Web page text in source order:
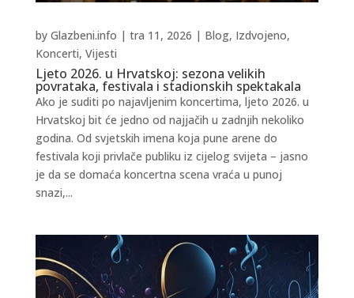
Ljeto 2026. u Hrvatskoj: sezona velikih
povrataka, festivala i stadionskih spektakala
by Glazbeni.info | tra 11, 2026 | Blog, Izdvojeno,
Koncerti, Vijesti
Ako je suditi po najavljenim koncertima, ljeto 2026. u
Hrvatskoj bit će jedno od najjačih u zadnjih nekoliko
godina. Od svjetskih imena koja pune arene do
festivala koji privlače publiku iz cijelog svijeta – jasno
je da se domaća koncertna scena vraća u punoj
snazi,...